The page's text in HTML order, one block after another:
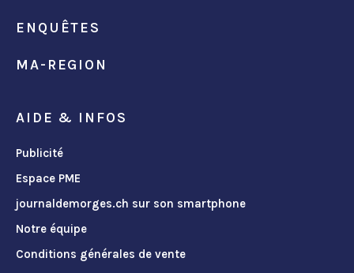
ENQUÊTES
MA-REGION
AIDE & INFOS
Publicité
Espace PME
journaldemorges.ch sur son smartphone
Notre équipe
Conditions générales de vente